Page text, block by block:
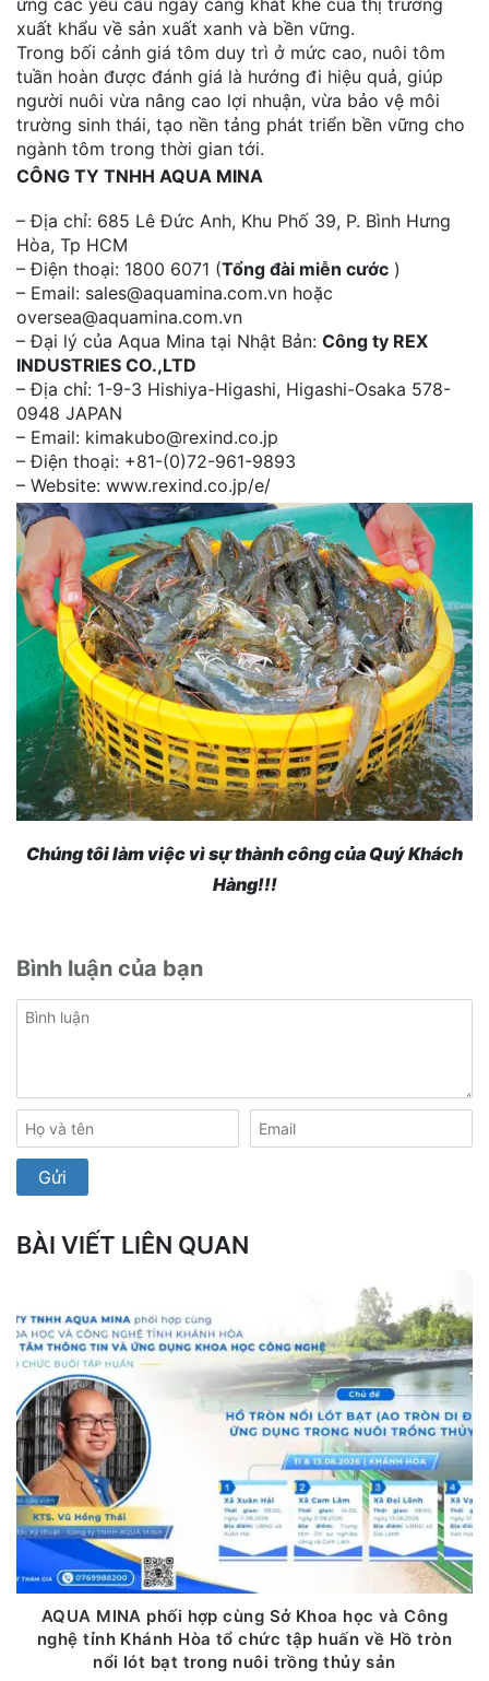
ứng các yêu cầu ngày càng khắt khe của thị trường
xuất khẩu về sản xuất xanh và bền vững.
Trong bối cảnh giá tôm duy trì ở mức cao, nuôi tôm
tuần hoàn được đánh giá là hướng đi hiệu quả, giúp
người nuôi vừa nâng cao lợi nhuận, vừa bảo vệ môi
trường sinh thái, tạo nền tảng phát triển bền vững cho
ngành tôm trong thời gian tới.
CÔNG TY TNHH AQUA MINA
– Địa chỉ: 685 Lê Đức Anh, Khu Phố 39, P. Bình Hưng
Hòa, Tp HCM
– Điện thoại: 1800 6071 (Tổng đài miễn cước )
– Email: sales@aquamina.com.vn hoặc
oversea@aquamina.com.vn
– Đại lý của Aqua Mina tại Nhật Bản: Công ty REX
INDUSTRIES CO.,LTD
– Địa chỉ: 1-9-3 Hishiya-Higashi, Higashi-Osaka 578-
0948 JAPAN
– Email: kimakubo@rexind.co.jp
– Điện thoại: +81-(0)72-961-9893
– Website: www.rexind.co.jp/e/
Chúng tôi làm việc vì sự thành công của Quý Khách
Hàng!!!
Bình luận của bạn
BÀI VIẾT LIÊN QUAN
AQUA MINA phối hợp cùng Sở Khoa học và Công
nghệ tỉnh Khánh Hòa tổ chức tập huấn về Hồ tròn
nổi lót bạt trong nuôi trồng thủy sản